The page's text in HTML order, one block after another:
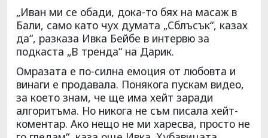
„Иван ми се обади, дока-то бях на масаж в
Бали, само като чух думата „Сблъсък“, казах
да“, разказа Ивка Бейбе в интервю за
подкаста „В тренда“ на Дарик.
Омразата е по-силна емоция от любовта и
винаги е продавала. Понякога пускам видео,
за което знам, че ще има хейт заради
алгоритъма. Но никога не съм писала хейт-
коментар. Ако нещо не ми харесва, просто не